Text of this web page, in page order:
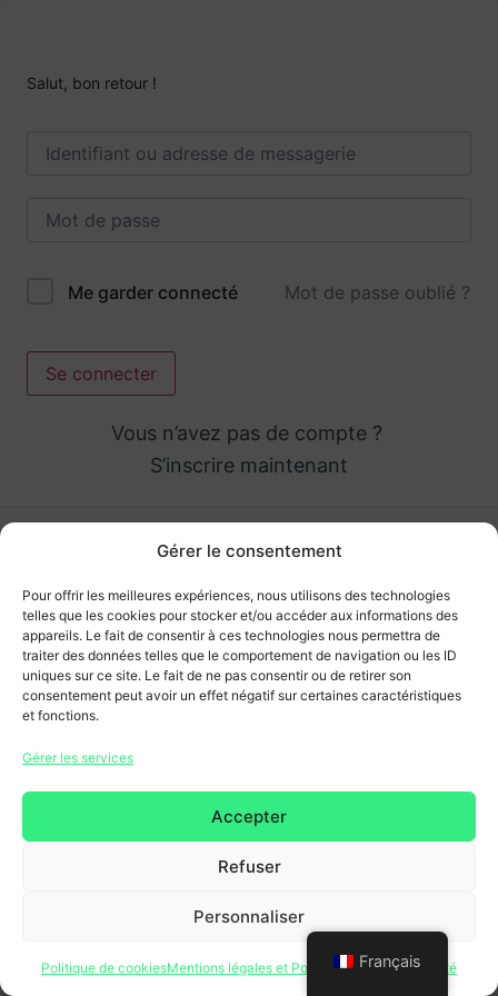
Gérer le consentement
Pour offrir les meilleures expériences, nous utilisons des technologies
telles que les cookies pour stocker et/ou accéder aux informations des
appareils. Le fait de consentir à ces technologies nous permettra de
traiter des données telles que le comportement de navigation ou les ID
uniques sur ce site. Le fait de ne pas consentir ou de retirer son
consentement peut avoir un effet négatif sur certaines caractéristiques
et fonctions.
Gérer les services
Accepter
Refuser
Personnaliser
Politique de cookiesMentions légales et Politique de confidentialité
Salut, bon retour !
Me garder connecté Mot de passe oublié ?
Se connecter
Vous n’avez pas de compte ?
S’inscrire maintenant
Français